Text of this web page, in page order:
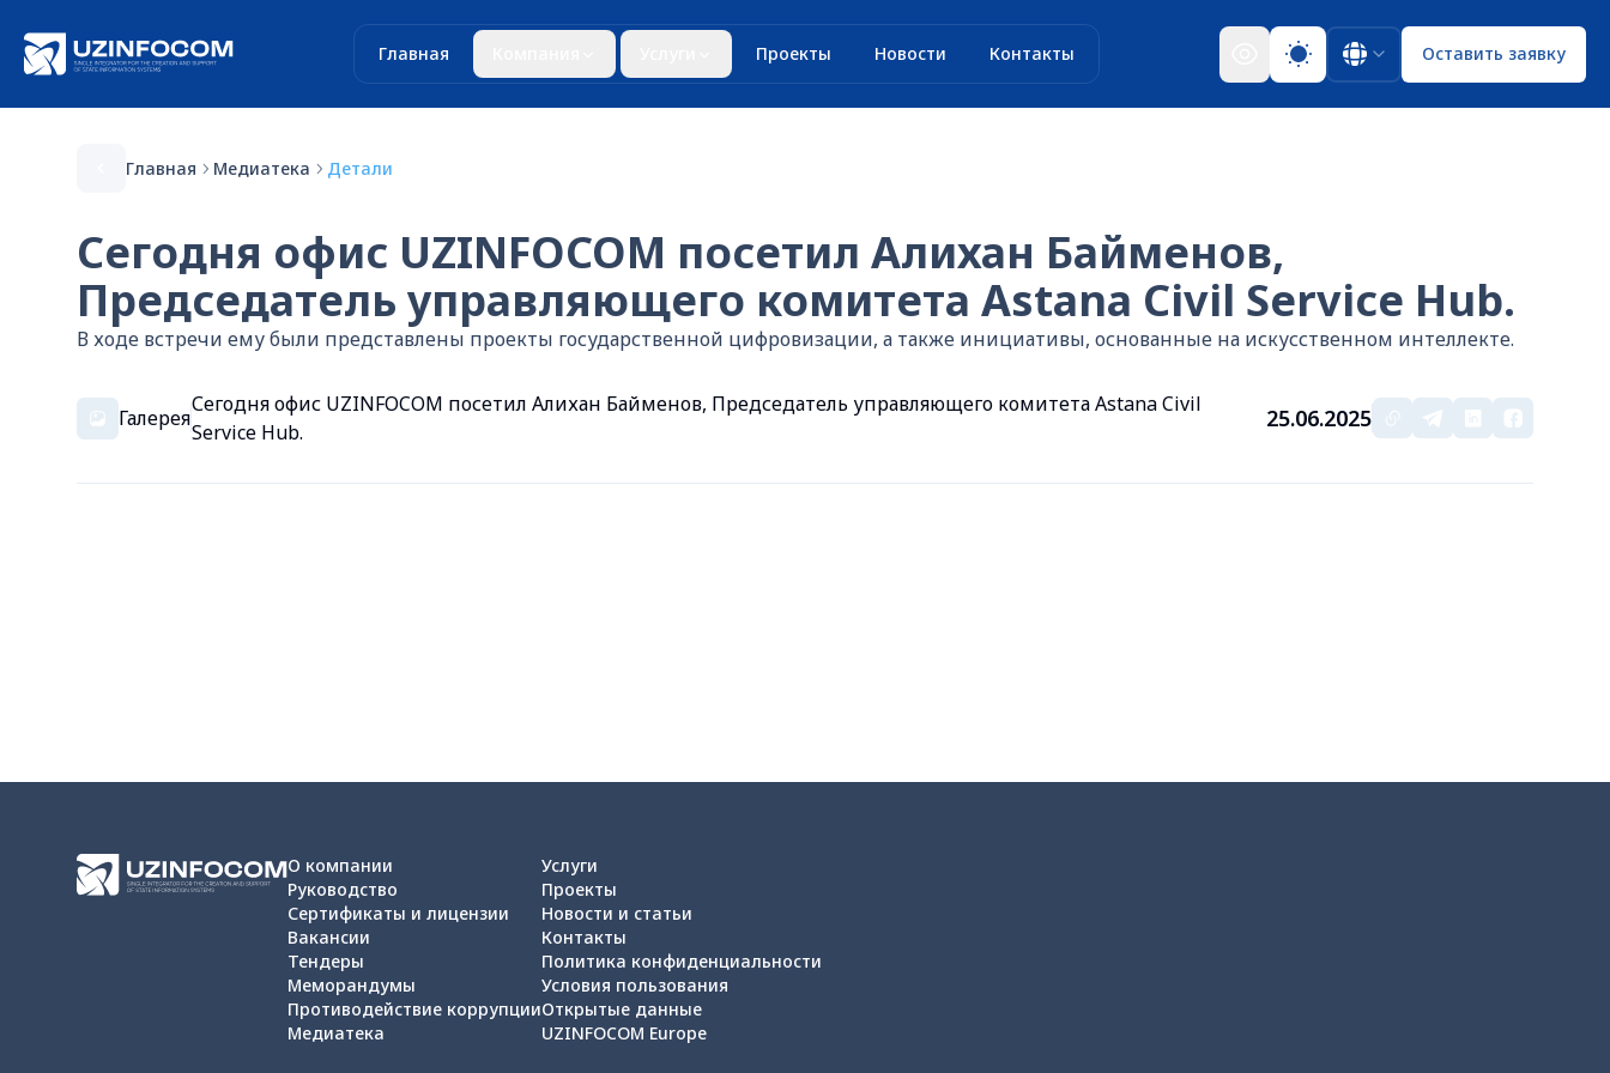
Главная Проекты Новости Контакты Оставить заявку
Главная Медиатека Детали
Сегодня офис UZINFOCOM посетил Алихан Байменов,
Председатель управляющего комитета Astana Civil Service Hub.
В ходе встречи ему были представлены проекты государственной цифровизации, а также инициативы, основанные на искусственном интеллекте.
Галерея
Сегодня офис UZINFOCOM посетил Алихан Байменов, Председатель управляющего комитета Astana Civil
Service Hub.
25.06.2025
О компании
Руководство
Сертификаты и лицензии
Вакансии
Тендеры
Меморандумы
Противодействие коррупции
Медиатека
Услуги
Проекты
Новости и статьи
Контакты
Политика конфиденциальности
Условия пользования
Открытые данные
UZINFOCOM Europe